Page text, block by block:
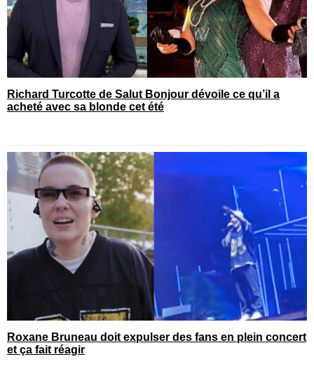
Richard Turcotte de Salut Bonjour dévoile ce qu’il a
acheté avec sa blonde cet été
Roxane Bruneau doit expulser des fans en plein concert
et ça fait réagir